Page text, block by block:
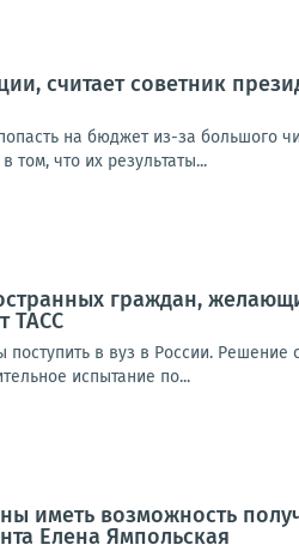
считает советник
на бюджет из-за большого
том, что их результаты...
граждан,
ТАСС
в вуз в России.
испытание по...
иметь возможность
Елена Ямпольская